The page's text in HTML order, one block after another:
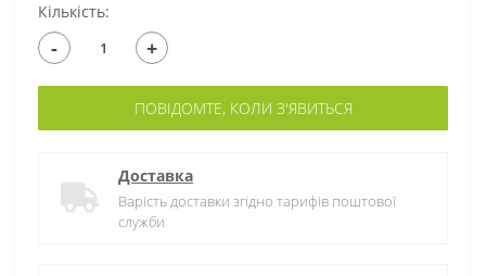
Кількість:
- +
ПОВІДОМТЕ, КОЛИ З'ЯВИТЬСЯ
Доставка
Варість доставки згідно тарифів поштової
служби